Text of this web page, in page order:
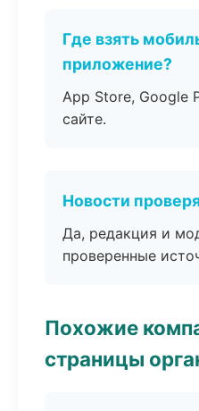
Где взять
приложение?
App Store, Google
сайте.
Новости
Да, редакция и
проверенные
Похожие
страницы